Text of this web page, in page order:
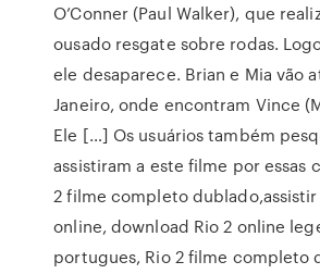
O’Conner (Paul Walker), que
ousado resgate sobre rodas.
ele desaparece. Brian e Mia vão
Janeiro, onde encontram Vince
Ele […] Os usuários também
assistiram a este filme por essas
2 filme completo dublado,assistir
online, download Rio 2 online
portugues, Rio 2 filme completo